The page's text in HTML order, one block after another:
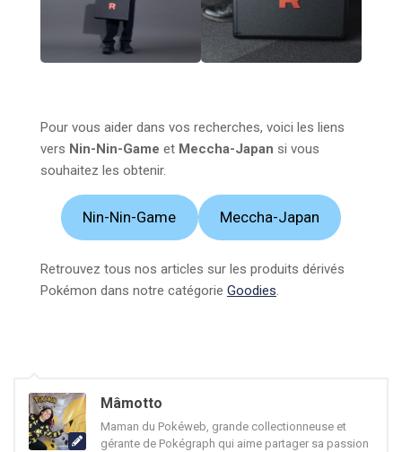
Pour vous aider dans vos recherches, voici les liens
vers Nin-Nin-Game et Meccha-Japan si vous
souhaitez les obtenir.
Nin-Nin-Game Meccha-Japan
Retrouvez tous nos articles sur les produits dérivés
Pokémon dans notre catégorie Goodies.
Mâmotto
Maman du Pokéweb, grande collectionneuse et
gérante de Pokégraph qui aime partager sa passion